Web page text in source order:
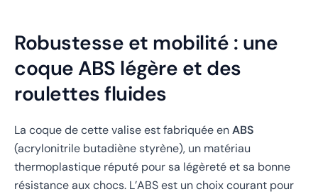
Robustesse et mobilité : une
coque ABS légère et des
roulettes fluides
La coque de cette valise est fabriquée enABS
(acrylonitrile butadiène styrène), un matériau
thermoplastique réputé pour sa légèreté et sa bonne
résistance aux chocs. L’ABS est un choix courant pour